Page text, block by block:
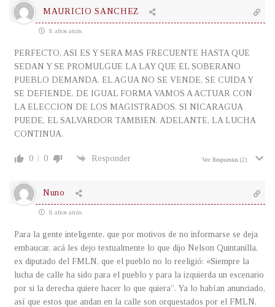
MAURICIO SANCHEZ
8 años atrás
PERFECTO, ASI ES Y SERA MAS FRECUENTE HASTA QUE
SEDAN Y SE PROMULGUE LA LAY QUE EL SOBERANO
PUEBLO DEMANDA. EL AGUA NO SE VENDE, SE CUIDA Y
SE DEFIENDE. DE IGUAL FORMA VAMOS A ACTUAR CON
LA ELECCION DE LOS MAGISTRADOS. SI NICARAGUA
PUEDE, EL SALVARDOR TAMBIEN. ADELANTE, LA LUCHA
CONTINUA.
0 0 Responder Ver Respuestas (2)
Nuno
8 años atrás
Para la gente inteligente, que por motivos de no informarse se deja
embaucar, acá les dejo textualmente lo que dijo Nelson Quintanilla,
ex diputado del FMLN, que el pueblo no lo reeligió: «Siempre la
lucha de calle ha sido para el pueblo y para la izquierda un escenario
por si la derecha quiere hacer lo que quiera”. Ya lo habían anunciado,
así que estos que andan en la calle son orquestados por el FMLN.